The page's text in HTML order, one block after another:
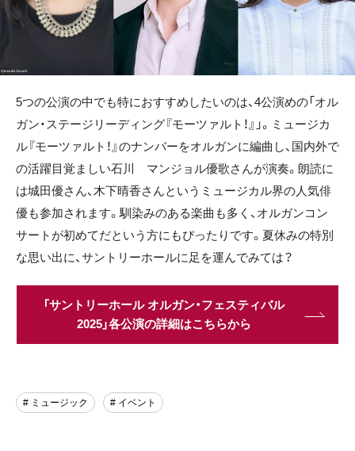
5つの公演の中でも特におすすめしたいのは、4公演めの「オル
ガン・ステージリーディング『モーツァルト！』」。ミュージカ
ル『モーツァルト！』のナンバーをオルガンに編曲し、国内外で
の活躍目覚ましい石川゠マンジョル優歌さんが演奏。朗読に
は城田優さん、木下晴香さんというミュージカル界の人気俳
優も参加されます。馴染みのある楽曲も多く、オルガンコン
サートが初めてだという方にもぴったりです。夏休みの特別
な思い出に、サントリーホールに足を運んでみては？
「サントリーホール オルガン・フェスティバル
2025」各公演の詳細はこちらから
# ミュージック # イベント